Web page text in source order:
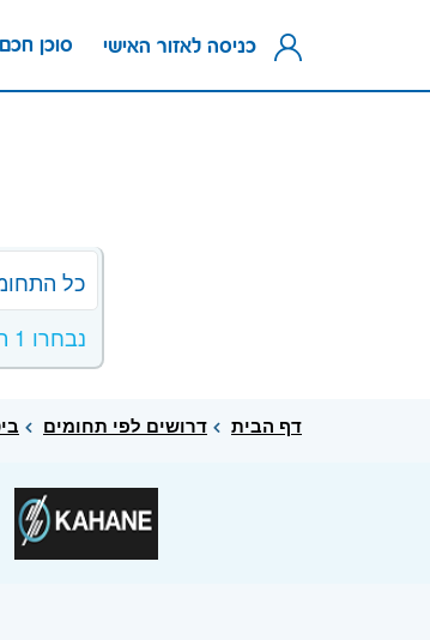
סוכן כניסה לאזור האישי
כל
נבחרו 1 תפקידים מתחום ביטחון ואבטחה
דף הבית דרושים לפי תחומים